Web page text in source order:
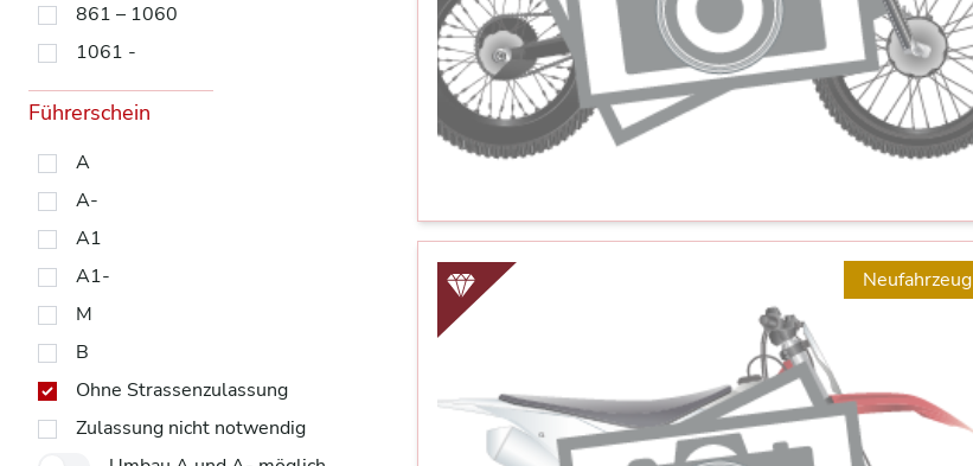
861 – 1060
1061 -
Führerschein
A
A-
A1
A1-
M
B
Ohne Strassenzulassung
Zulassung nicht notwendig
Neufahrzeug